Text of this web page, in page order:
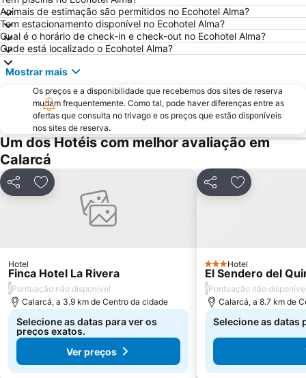
Animais de estimação são permitidos no Ecohotel Alma?
Tem estacionamento disponível no Ecohotel Alma?
Qual é o horário de check-in e check-out no Ecohotel Alma?
Onde está localizado o Ecohotel Alma?
Mostrar mais
Os preços e a disponibilidade que recebemos dos sites de reserva
mudam frequentemente. Como tal, pode haver diferenças entre as
ofertas que consulta no trivago e os preços que estão disponíveis
nos sites de reserva.
Um dos Hotéis com melhor avaliação em
Calarcá
PartilharAdicionar aos favoritos
Hotel
Finca Hotel La Rivera
/Pontuação não disponível
Calarcá, a 3.9 km de Centro da cidade
Selecione as datas para ver os
preços exatos.
Ver preços
PartilharAdicionar
3 Estrelas
Hotel
El Sendero del
/Pontuação não
Calarcá, a 8.7 km de
Selecione as datas